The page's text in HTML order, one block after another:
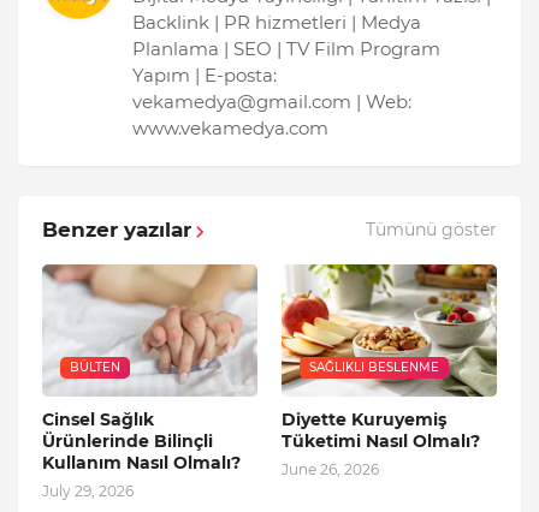
Backlink | PR hizmetleri | Medya
Planlama | SEO | TV Film Program
Yapım | E-posta:
vekamedya@gmail.com | Web:
www.vekamedya.com
Benzer yazılar Tümünü göster
BÜLTEN
Cinsel Sağlık
Ürünlerinde Bilinçli
Kullanım Nasıl Olmalı?
July 29, 2026
SAĞLIKLI BESLENME
Diyette Kuruyemiş
Tüketimi Nasıl Olmalı?
June 26, 2026